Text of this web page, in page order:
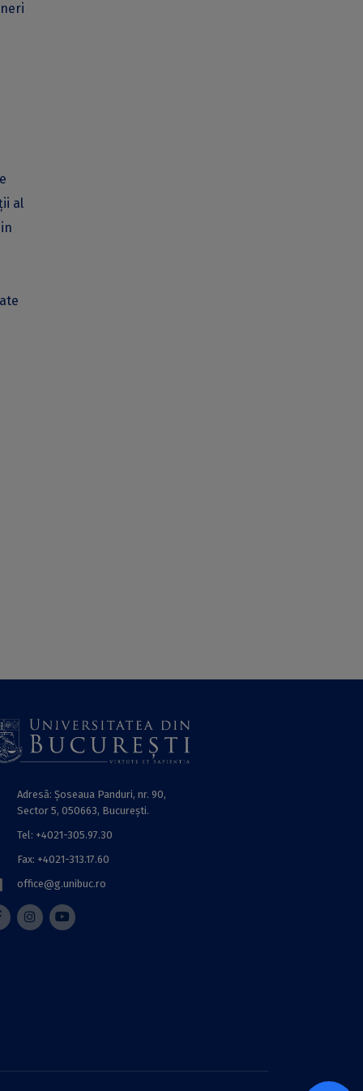
al
Adresă: Șoseaua Panduri, nr. 90,
Sector 5, 050663, Bucureşti.
Tel: +4021-305.97.30
Fax: +4021-313.17.60
office@g.unibuc.ro